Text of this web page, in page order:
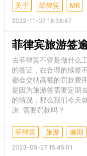
关于 菲律宾 MR
2022-11-07 18:38:47
去菲律宾不管是做什么
的签证，在合理的续签
都会交纳高额的罚款费
是因为旅游签需要定期
的情况，那么我们今天
决 需要罚款吗？
菲律宾 旅游 逾期
2023-05-27 15:45:01